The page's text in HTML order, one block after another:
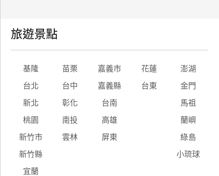
旅遊景點
基隆 苗栗 嘉義市 花蓮 澎湖
台北 台中 嘉義縣 台東 金門
新北 彰化 台南 馬祖
桃園 南投 高雄 蘭嶼
新竹市 雲林 屏東 綠島
新竹縣 小琉球
宜蘭